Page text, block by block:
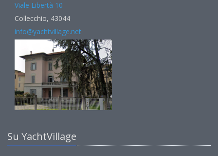
Viale Libertà 10
Collecchio, 43044
info@yachtvillage.net
Su YachtVillage